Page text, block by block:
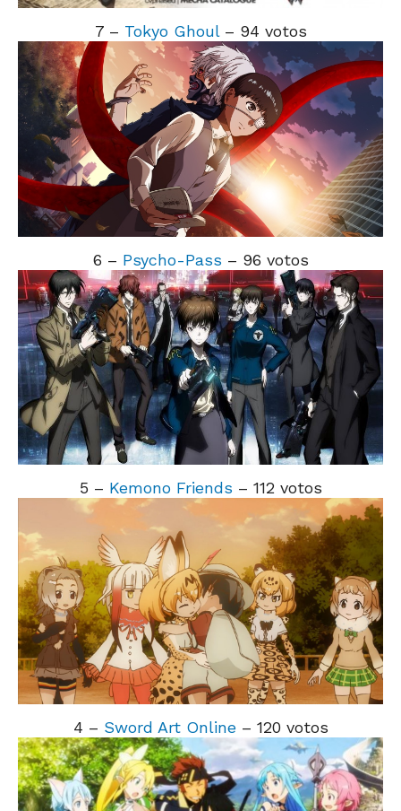
7 – Tokyo Ghoul– 94 votos
6 – Psycho-Pass – 96 votos
5 – Kemono Friends – 112 votos
4 – Sword Art Online– 120 votos